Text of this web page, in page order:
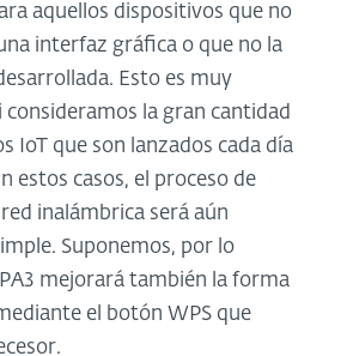
aquellos dispositivos que no
interfaz gráfica o que no la
Esto es muy
la gran cantidad
IoT que son lanzados cada día
estos casos, el proceso de
inalámbrica será aún
Suponemos, por lo
mejorará también la forma
el botón WPS que